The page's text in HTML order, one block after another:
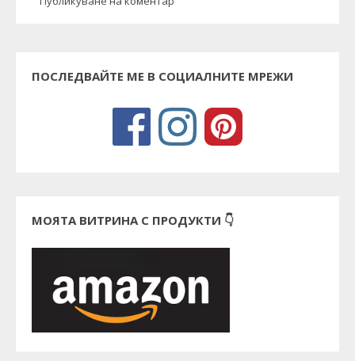
ПОСЛЕДВАЙТЕ МЕ В СОЦИАЛНИТЕ МРЕЖИ
МОЯТА ВИТРИНА С ПРОДУКТИ 👇